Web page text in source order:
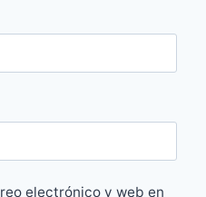
electrónico y web en